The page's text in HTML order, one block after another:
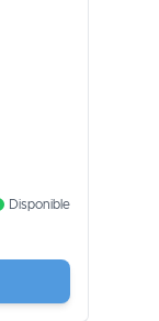
Disponible